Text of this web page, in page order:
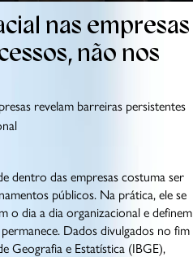
nas empresas
não nos
revelam barreiras persistentes
dentro das empresas costuma ser
públicos. Na prática, ele se
o dia a dia organizacional e definem
Dados divulgados no fim
Geografia e Estatística (IBGE),